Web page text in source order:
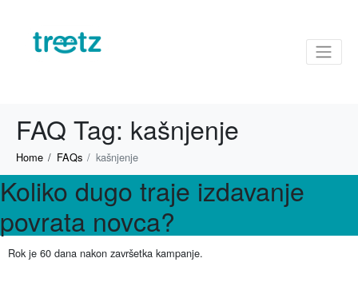
FAQ Tag: kašnjenje
Home FAQs kašnjenje
Koliko dugo traje izdavanje
povrata novca?
Rok je 60 dana nakon završetka kampanje.